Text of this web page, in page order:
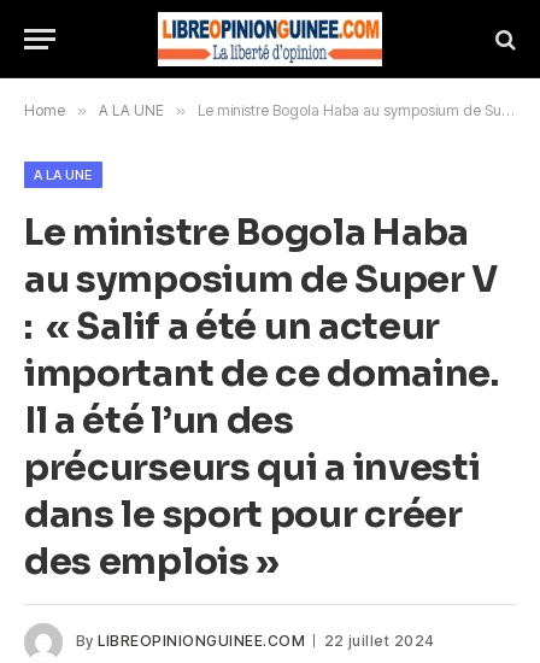
Home » A LA UNE » Le ministre Bogola Haba au symposium de Super V : « Salif a été un acteur important de ce domaine. Il a été l’un des précurseurs qui a investi dans le sport pour créer des emplois »
A LA UNE
Le ministre Bogola Haba
au symposium de Super V
: « Salif a été un acteur
important de ce domaine.
Il a été l’un des
précurseurs qui a investi
dans le sport pour créer
des emplois »
By LIBREOPINIONGUINEE.COM
22 juillet 2024